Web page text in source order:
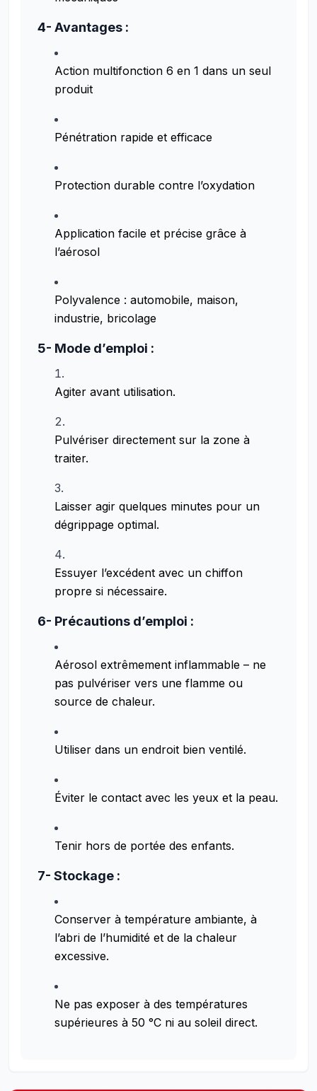
4- Avantages :
Action multifonction 6 en 1 dans un seul
produit
Pénétration rapide et efficace
Protection durable contre l’oxydation
Application facile et précise grâce à
l’aérosol
Polyvalence : automobile, maison,
industrie, bricolage
5- Mode d’emploi :
Agiter avant utilisation.
Pulvériser directement sur la zone à
traiter.
Laisser agir quelques minutes pour un
dégrippage optimal.
Essuyer l’excédent avec un chiffon
propre si nécessaire.
6- Précautions d’emploi :
Aérosol extrêmement inflammable – ne
pas pulvériser vers une flamme ou
source de chaleur.
Utiliser dans un endroit bien ventilé.
Éviter le contact avec les yeux et la peau.
Tenir hors de portée des enfants.
7- Stockage :
Conserver à température ambiante, à
l’abri de l’humidité et de la chaleur
excessive.
Ne pas exposer à des températures
supérieures à 50 °C ni au soleil direct.